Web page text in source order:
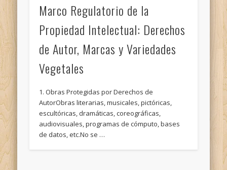
Marco Regulatorio de la
Propiedad Intelectual: Derechos
de Autor, Marcas y Variedades
Vegetales
1. Obras Protegidas por Derechos de
AutorObras literarias, musicales, pictóricas,
escultóricas, dramáticas, coreográficas,
audiovisuales, programas de cómputo, bases
de datos, etc.No se …